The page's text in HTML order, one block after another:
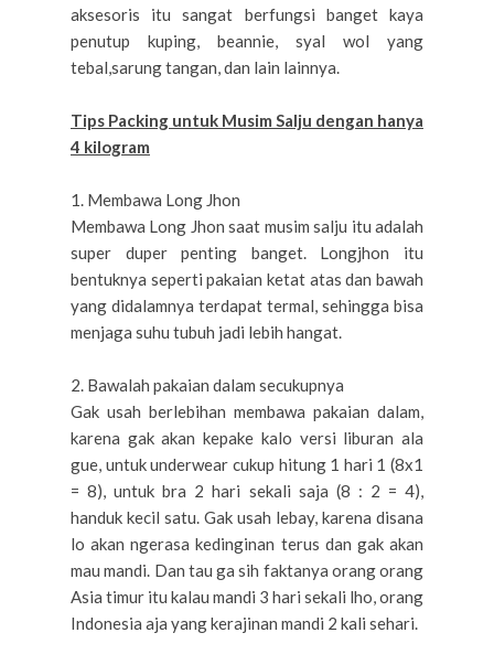
aksesoris itu sangat berfungsi banget kaya
penutup kuping, beannie, syal wol yang
tebal,sarung tangan, dan lain lainnya.
Tips Packing untuk Musim Salju dengan hanya
4 kilogram
1. Membawa Long Jhon
Membawa Long Jhon saat musim salju itu adalah
super duper penting banget. Longjhon itu
bentuknya seperti pakaian ketat atas dan bawah
yang didalamnya terdapat termal, sehingga bisa
menjaga suhu tubuh jadi lebih hangat.
2. Bawalah pakaian dalam secukupnya
Gak usah berlebihan membawa pakaian dalam,
karena gak akan kepake kalo versi liburan ala
gue, untuk underwear cukup hitung 1 hari 1 (8x1
= 8), untuk bra 2 hari sekali saja (8 : 2 = 4),
handuk kecil satu. Gak usah lebay, karena disana
lo akan ngerasa kedinginan terus dan gak akan
mau mandi. Dan tau ga sih faktanya orang orang
Asia timur itu kalau mandi 3 hari sekali lho, orang
Indonesia aja yang kerajinan mandi 2 kali sehari.